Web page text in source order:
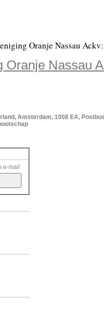
Oranje Nassau Ackv:
Oranje Nassau
Amsterdam, 1008 EA,
e-mail